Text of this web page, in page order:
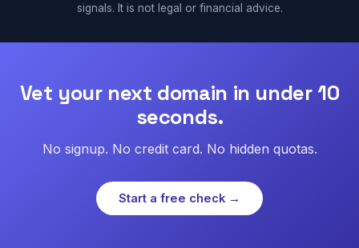
signals. It is not legal or financial advice.
Vet your next domain in under 10
seconds.
No signup. No credit card. No hidden quotas.
Start a free check →